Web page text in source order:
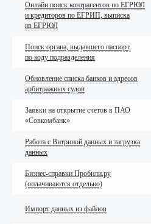
Онлайн поиск контрагентов по ЕГРЮЛ
и кредиторов по ЕГРИП, выписка
из ЕГРЮЛ
Поиск органа, выдавшего паспорт,
по коду подразделения
Обновление списка банков и адресов
арбитражных судов
Заявки на открытие счетов в ПАО
«Совкомбанк»
Работа с Витриной данных и загрузка
данных
Бизнес-справки Пробили.ру
(оплачиваются отдельно)
Импорт данных из файлов